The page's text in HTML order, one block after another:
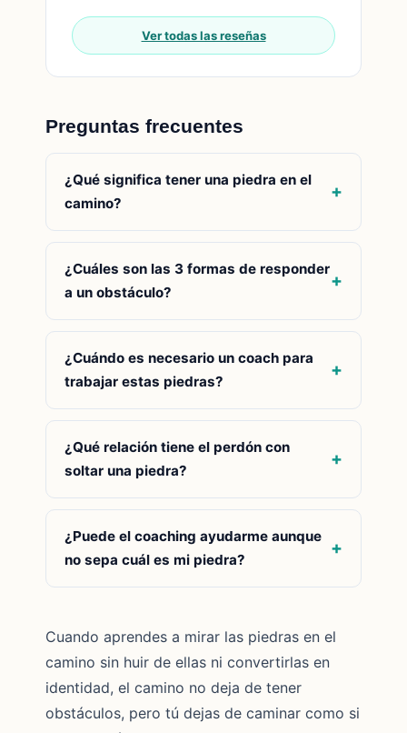
Ver todas las reseñas
Preguntas frecuentes
¿Qué significa tener una piedra en el
camino?
¿Cuáles son las 3 formas de responder
a un obstáculo?
¿Cuándo es necesario un coach para
trabajar estas piedras?
¿Qué relación tiene el perdón con
soltar una piedra?
¿Puede el coaching ayudarme aunque
no sepa cuál es mi piedra?
Cuando aprendes a mirar las piedras en el
camino sin huir de ellas ni convertirlas en
identidad, el camino no deja de tener
obstáculos, pero tú dejas de caminar como si